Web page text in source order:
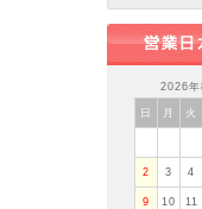
2026年
日 月 火
2 3 4
9 10 11